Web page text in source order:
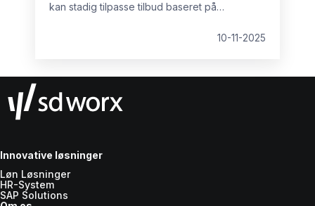
kan stadig tilpasse tilbud baseret på
10-11-2025
Innovative løsninger
Løn Løsninger
HR-System
SAP Solutions